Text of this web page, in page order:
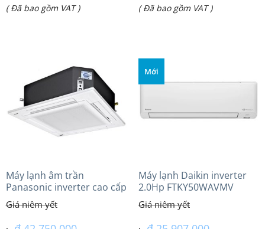
là:
Giá
₫ 13.250.000.
( Đã bao gồm VAT )
là:
Giá
₫ 53.200.000.
( Đã bao gồm VAT )
Máy lạnh âm trần
Panasonic inverter cao cấp
(5.0Hp) S-3448PU3HA/U-
43PRH1H5
Mới
Máy lạnh Daikin inverter
2.0Hp FTKY50WAVMV